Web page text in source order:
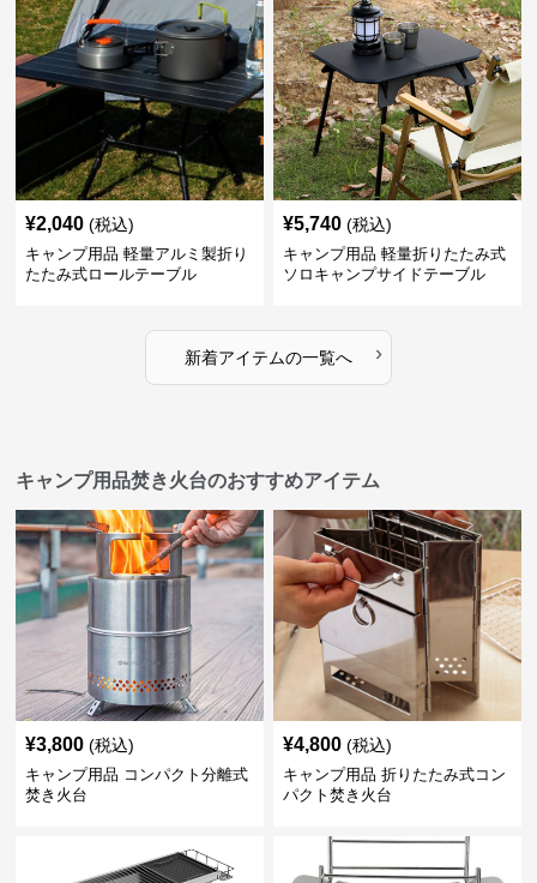
¥2,040 (税込)
キャンプ用品 軽量アルミ製折り
たたみ式ロールテーブル
¥5,740 (税込)
キャンプ用品 軽量折りたたみ式
ソロキャンプサイドテーブル
新着アイテムの一覧へ ›
キャンプ用品焚き火台のおすすめアイテム
¥3,800 (税込)
キャンプ用品 コンパクト分離式
焚き火台
¥4,800 (税込)
キャンプ用品 折りたたみ式コン
パクト焚き火台